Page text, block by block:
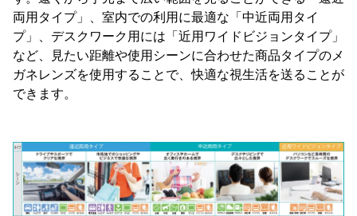
両用タイプ」、室内での利用に最適な「中近両用タイ
プ」、デスクワーク用には「近用ワイドビジョンタイプ」
など、見たい距離や使用シーンに合わせた商品タイプのメ
ガネレンズを使用することで、快適な視生活を送ることが
できます。